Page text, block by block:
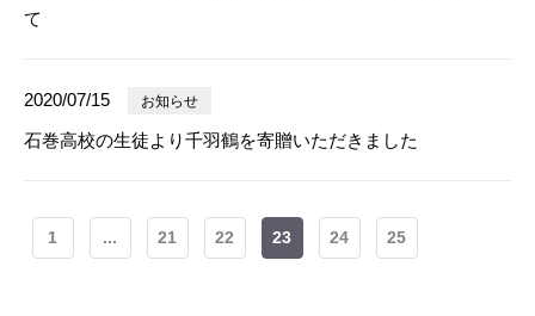
て
2020/07/15 お知らせ
石巻高校の生徒より千羽鶴を寄贈いただきました
1 ... 21 22 23 24 25